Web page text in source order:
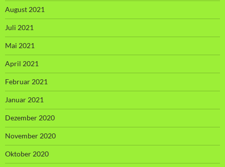
August 2021
Juli 2021
Mai 2021
April 2021
Februar 2021
Januar 2021
Dezember 2020
November 2020
Oktober 2020